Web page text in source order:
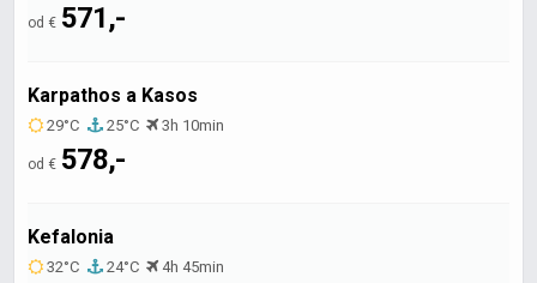
od € 571,-
Karpathos a Kasos
29°C 25°C 3h 10min
od € 578,-
Kefalonia
32°C 24°C 4h 45min